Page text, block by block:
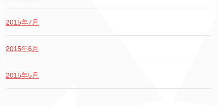
2015年7月
2015年6月
2015年5月